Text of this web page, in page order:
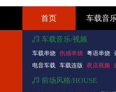
首页 车载音
车载音乐/视频
车载串烧 伤感串烧 粤语串烧
电音车载 车载连版 夜店视频
前场风格/HOUSE